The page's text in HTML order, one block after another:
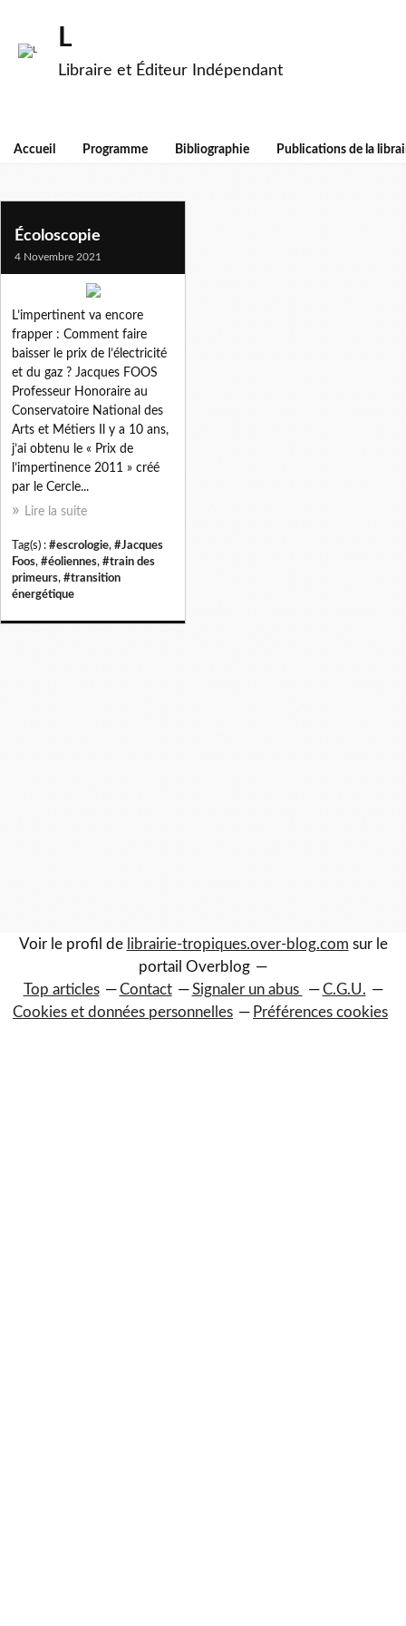
L
Libraire et Éditeur Indépendant
Accueil Programme Bibliographie Publications de la
train des primeurs
Écoloscopie
4 Novembre 2021
L’impertinent va encore
frapper : Comment faire
baisser le prix de l’électricité
et du gaz ? Jacques FOOS
Professeur Honoraire au
Conservatoire National des
Arts et Métiers Il y a 10 ans,
j’ai obtenu le « Prix de
l’impertinence 2011 » créé
par le Cercle...
Lire la suite
Tag(s) : #escrologie, #Jacques
Foos, #éoliennes, #train des
primeurs, #transition
énergétique
Voir le profil de librairie-tropiques.over-blog.com sur le
portail Overblog
Top articles
Contact Signaler un abus
C.G.U.
Cookies et données personnelles
Préférences cookies